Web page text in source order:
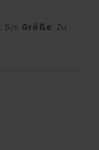
: 5 /5 Größe: Zu